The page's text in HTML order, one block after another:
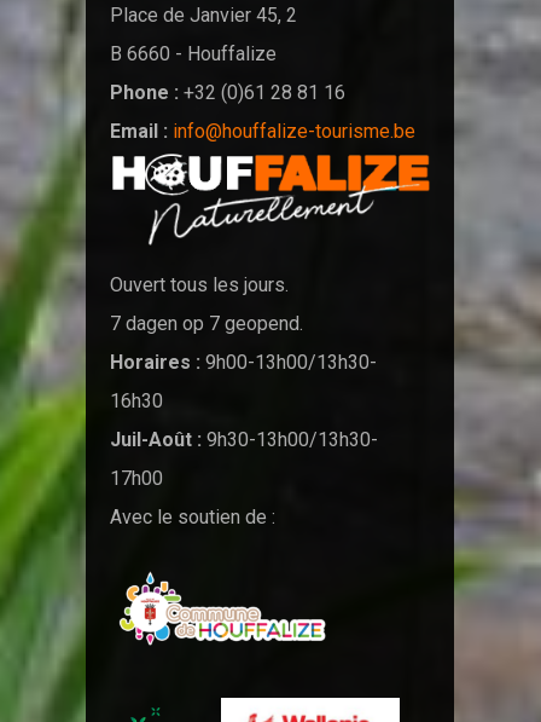
Place de Janvier 45, 2
B 6660 - Houffalize
Phone : +32 (0)61 28 81 16
Email : info@houffalize-tourisme.be
Ouvert tous les jours.
7 dagen op 7 geopend.
Horaires : 9h00-13h00/13h30-
16h30
Juil-Août : 9h30-13h00/13h30-
17h00
Avec le soutien de :